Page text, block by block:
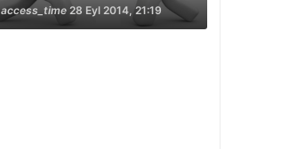
access_time 28 Eyl 2014, 21:19